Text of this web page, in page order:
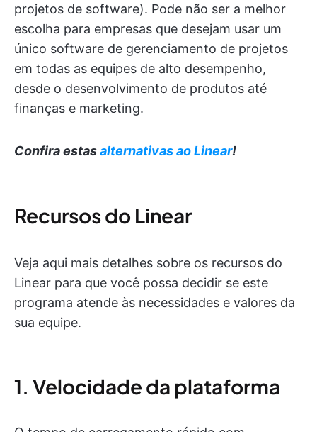
projetos de software). Pode não ser a melhor
escolha para empresas que desejam usar um
único software de gerenciamento de projetos
em todas as equipes de alto desempenho,
desde o desenvolvimento de produtos até
finanças e marketing.
Confira estasalternativas ao Linear!
Recursos do Linear
Veja aqui mais detalhes sobre os recursos do
Linear para que você possa decidir se este
programa atende às necessidades e valores da
sua equipe.
1. Velocidade da plataforma